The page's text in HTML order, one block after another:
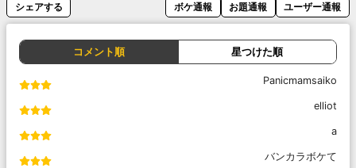
シェアする ボケ通報 お題通報 ユーザー通報
コメント順 星つけた順
Panicmamsaiko
elliot
a
バンカラボケて